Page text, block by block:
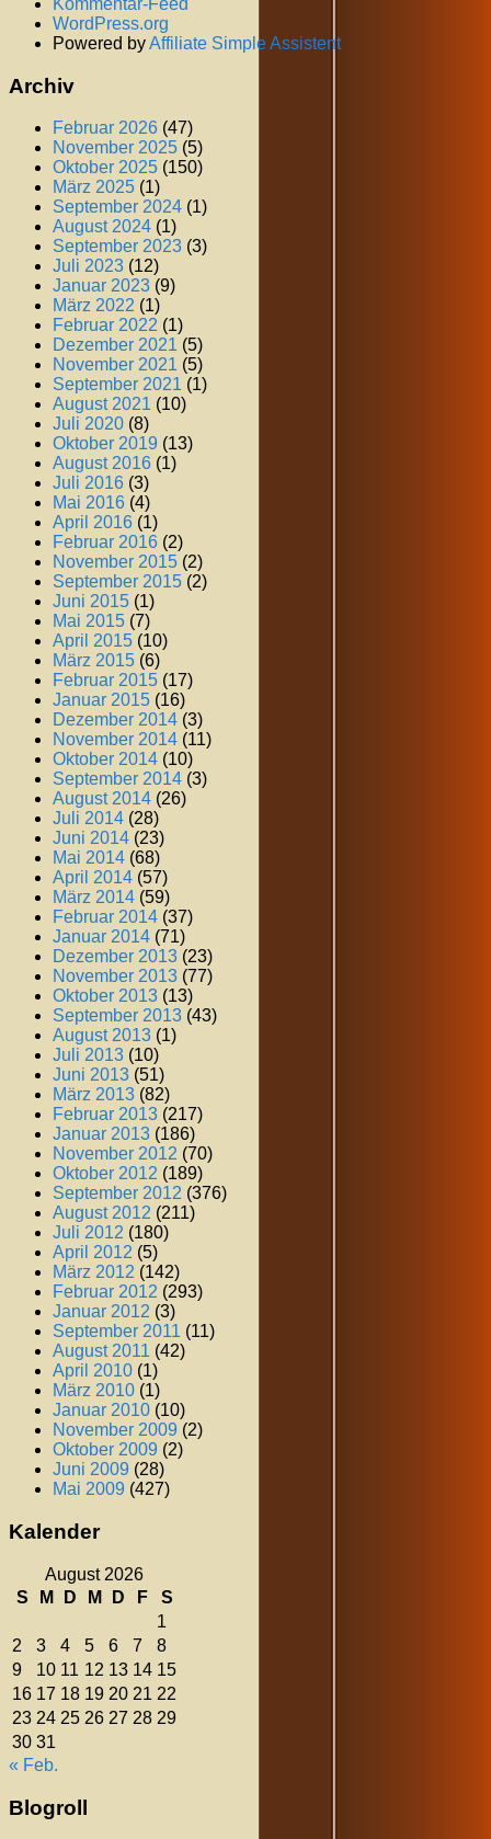
Kommentar-Feed
WordPress.org
Powered byAffiliate Simple Assistent
Archiv
Februar 2026 (47)
November 2025 (5)
Oktober 2025 (150)
März 2025 (1)
September 2024 (1)
August 2024 (1)
September 2023 (3)
Juli 2023 (12)
Januar 2023 (9)
März 2022 (1)
Februar 2022 (1)
Dezember 2021 (5)
November 2021 (5)
September 2021 (1)
August 2021 (10)
Juli 2020 (8)
Oktober 2019 (13)
August 2016 (1)
Juli 2016 (3)
Mai 2016 (4)
April 2016 (1)
Februar 2016 (2)
November 2015 (2)
September 2015 (2)
Juni 2015 (1)
Mai 2015 (7)
April 2015 (10)
März 2015 (6)
Februar 2015 (17)
Januar 2015 (16)
Dezember 2014 (3)
November 2014 (11)
Oktober 2014 (10)
September 2014 (3)
August 2014 (26)
Juli 2014 (28)
Juni 2014 (23)
Mai 2014 (68)
April 2014 (57)
März 2014 (59)
Februar 2014 (37)
Januar 2014 (71)
Dezember 2013 (23)
November 2013 (77)
Oktober 2013 (13)
September 2013 (43)
August 2013 (1)
Juli 2013 (10)
Juni 2013 (51)
März 2013 (82)
Februar 2013 (217)
Januar 2013 (186)
November 2012 (70)
Oktober 2012 (189)
September 2012 (376)
August 2012 (211)
Juli 2012 (180)
April 2012 (5)
März 2012 (142)
Februar 2012 (293)
Januar 2012 (3)
September 2011 (11)
August 2011 (42)
April 2010 (1)
März 2010 (1)
Januar 2010 (10)
November 2009 (2)
Oktober 2009 (2)
Juni 2009 (28)
Mai 2009 (427)
Kalender
August 2026
S
M D M D F
S
1
2
3 4 5 6 7
8
9
10 11 12 13 14 15
16 17 18 19 20 21 22
23 24 25 26 27 28 29
30 31
« Feb.
Blogroll